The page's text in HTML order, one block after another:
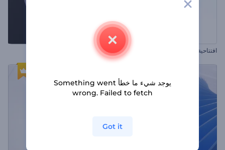
افتتاحية شعار بسيطة كشف الشعار بالطبقات الكروية
يوجد شيء ما خطأ Something went
wrong. Failed to fetch
Got it